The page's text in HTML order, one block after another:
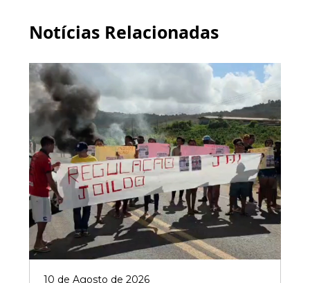
Notícias Relacionadas
10 de Agosto de 2026